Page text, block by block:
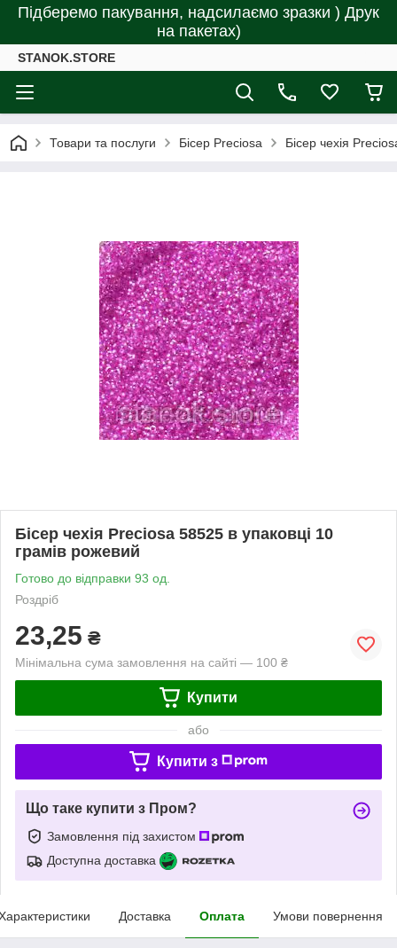
Підберемо пакування, надсилаємо зразки ) Друк
на пакетах)
STANOK.STORE
Товари та послуги Бісер Preciosa Бісер чехія
Бісер чехія Preciosa 58525 в упаковці 10
грамів рожевий
Готово до відправки 93 од.
Роздріб
23,25 ₴
Мінімальна сума замовлення на сайті — 100 ₴
Купити
або
Купити з
Що таке купити з Пром?
Замовлення під захистом
Доступна доставка
Доставка Оплата Умови повернення